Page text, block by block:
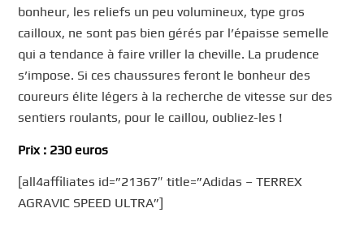
bonheur, les reliefs un peu volumineux, type gros
cailloux, ne sont pas bien gérés par l’épaisse semelle
qui a tendance à faire vriller la cheville. La prudence
s’impose. Si ces chaussures feront le bonheur des
coureurs élite légers à la recherche de vitesse sur des
sentiers roulants, pour le caillou, oubliez-les !
Prix : 230 euros
[all4affiliates id=”21367″ title=”Adidas – TERREX
AGRAVIC SPEED ULTRA”]